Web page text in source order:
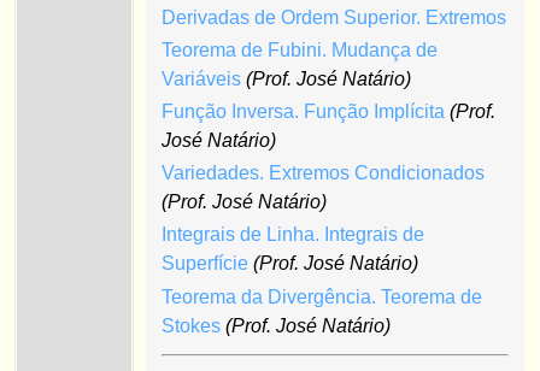
Derivadas de Ordem Superior. Extremos
Teorema de Fubini. Mudança de
Variáveis (Prof. José Natário)
Função Inversa. Função Implícita (Prof.
José Natário)
Variedades. Extremos Condicionados
(Prof. José Natário)
Integrais de Linha. Integrais de
Superfície (Prof. José Natário)
Teorema da Divergência. Teorema de
Stokes (Prof. José Natário)